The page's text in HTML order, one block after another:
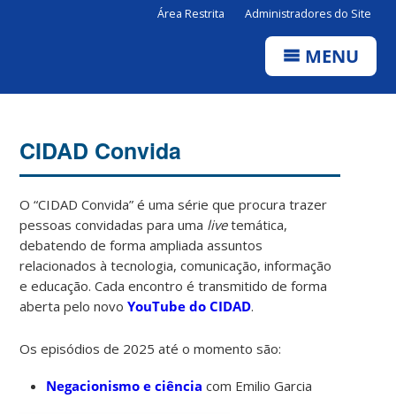
Área Restrita Administradores do Site
MENU
CIDAD Convida
O “CIDAD Convida” é uma série que procura trazer
pessoas convidadas para uma livetemática,
debatendo de forma ampliada assuntos
relacionados à tecnologia, comunicação, informação
e educação. Cada encontro é transmitido de forma
aberta pelo novoYouTube do CIDAD.
Os episódios de 2025 até o momento são:
Negacionismo e ciência com Emilio Garcia